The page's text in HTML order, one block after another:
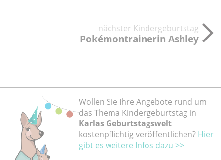
nächster Kindergeburtstag
Pokémontrainerin Ashley
Wollen Sie Ihre Angebote rund um
das Thema Kindergeburtstag in
Karlas Geburtstagswelt
kostenpflichtig veröffentlichen? Hier
gibt es weitere Infos dazu >>